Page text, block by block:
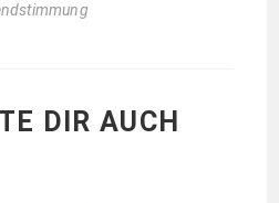
DIR AUCH